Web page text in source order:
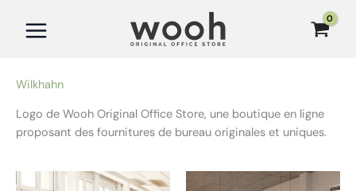
Wilkhahn
Logo de Wooh Original Office Store, une boutique en ligne
proposant des fournitures de bureau originales et uniques.